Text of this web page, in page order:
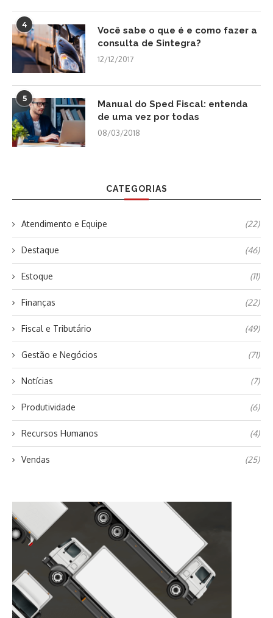
4
Você sabe o que é e como fazer a
consulta de Sintegra?
12/12/2017
5
Manual do Sped Fiscal: entenda
de uma vez por todas
08/03/2018
CATEGORIAS
Atendimento e Equipe (22)
Destaque (46)
Estoque (11)
Finanças (22)
Fiscal e Tributário (49)
Gestão e Negócios (71)
Notícias (7)
Produtividade (6)
Recursos Humanos (4)
Vendas (25)